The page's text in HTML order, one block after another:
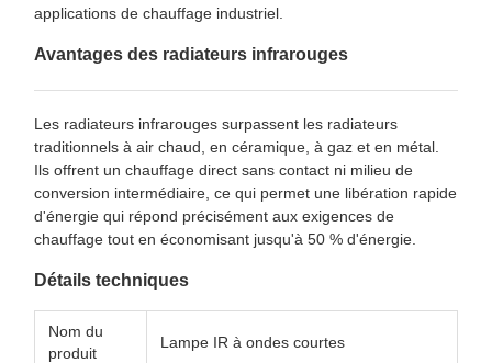
applications de chauffage industriel.
Avantages des radiateurs infrarouges
Les radiateurs infrarouges surpassent les radiateurs
traditionnels à air chaud, en céramique, à gaz et en métal.
Ils offrent un chauffage direct sans contact ni milieu de
conversion intermédiaire, ce qui permet une libération rapide
d'énergie qui répond précisément aux exigences de
chauffage tout en économisant jusqu'à 50 % d'énergie.
Détails techniques
Nom du
produit
Lampe IR à ondes courtes